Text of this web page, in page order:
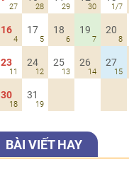
27 28 29 30 1/7
16
4
17
5
18
6
19
7
20
8
23
11
24
12
25
13
26
14
27
15
30
18
31
19
BÀI VIẾT HAY